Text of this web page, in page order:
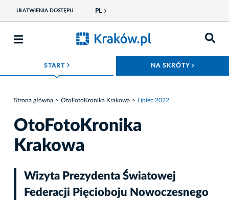
UŁATWIENIA DOSTĘPU PL
START ROZWIŃ MENU NA SKRÓTY
Strona główna OtoFotoKronika Krakowa Lipiec 2022
OtoFotoKronika
Krakowa
Wizyta Prezydenta Światowej
Federacji Pięcioboju Nowoczesnego